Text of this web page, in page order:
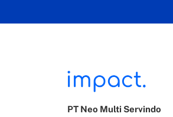
PT Neo Multi Servindo